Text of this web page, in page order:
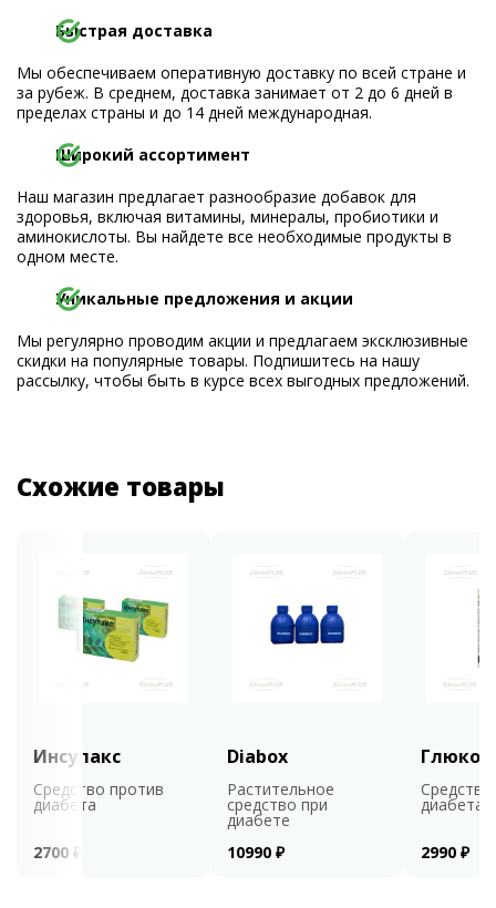
Быстрая доставка
Мы обеспечиваем оперативную доставку по всей стране и
за рубеж. В среднем, доставка занимает от 2 до 6 дней в
пределах страны и до 14 дней международная.
Широкий ассортимент
Наш магазин предлагает разнообразие добавок для
здоровья, включая витамины, минералы, пробиотики и
аминокислоты. Вы найдете все необходимые продукты в
одном месте.
Уникальные предложения и акции
Мы регулярно проводим акции и предлагаем эксклюзивные
скидки на популярные товары. Подпишитесь на нашу
рассылку, чтобы быть в курсе всех выгодных предложений.
Схожие товары
Инсулакс
Средство против
диабета
2700 ₽
Diabox
Растительное
средство при
диабете
10990 ₽
диабета
2990 ₽